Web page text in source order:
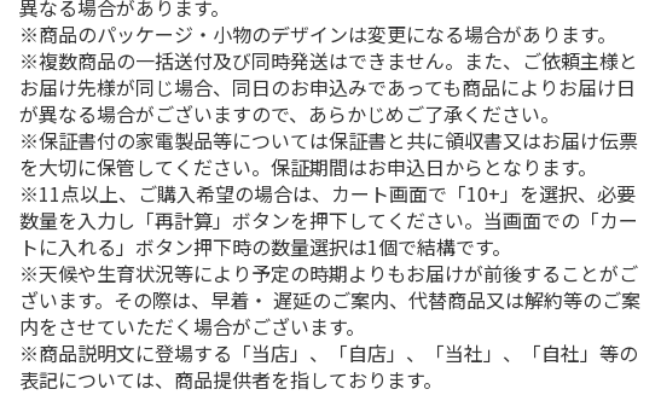
異なる場合があります。
※商品のパッケージ・小物のデザインは変更になる場合があります。
※複数商品の一括送付及び同時発送はできません。また、ご依頼主様と
お届け先様が同じ場合、同日のお申込みであっても商品によりお届け日
が異なる場合がございますので、あらかじめご了承ください。
※保証書付の家電製品等については保証書と共に領収書又はお届け伝票
を大切に保管してください。保証期間はお申込日からとなります。
※11点以上、ご購入希望の場合は、カート画面で「10+」を選択、必要
数量を入力し「再計算」ボタンを押下してください。当画面での「カー
トに入れる」ボタン押下時の数量選択は1個で結構です。
※天候や生育状況等により予定の時期よりもお届けが前後することがご
ざいます。その際は、早着・ 遅延のご案内、代替商品又は解約等のご案
内をさせていただく場合がございます。
※商品説明文に登場する「当店」、「自店」、「当社」、「自社」等の
表記については、商品提供者を指しております。